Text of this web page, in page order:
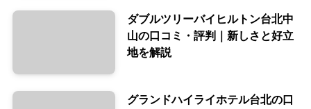
ダブルツリーバイヒルトン台北中
山の口コミ・評判｜新しさと好立
地を解説
グランドハイライホテル台北の口